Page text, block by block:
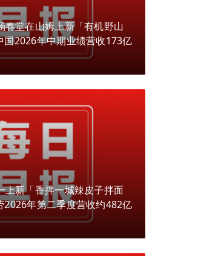
堂在山姆上新「有机野山
国2026年中期业绩营收173亿
新「香拌一城辣皮子拌面
2026年第二季度营收约482亿